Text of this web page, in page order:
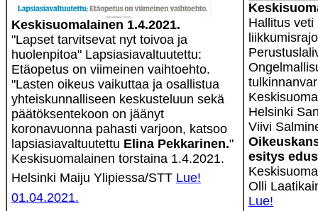
Keskisuomalainen 1.4.2021.
"Lapset tarvitsevat nyt toivoa ja
huolenpitoa" Lapsiasiavaltuutettu:
Etäopetus on viimeinen vaihtoehto.
"Lasten oikeus vaikuttaa ja osallistua
yhteiskunnalliseen keskusteluun sekä
päätöksentekoon on jäänyt
koronavuonna pahasti varjoon, katsoo
lapsiasiavaltuutettu Elina Pekkarinen."
Keskisuomalainen torstaina 1.4.2021.
Helsinki Maiju Ylipiessa/STT Lue!
01.04.2021.
Hallitus veti
Helsinki
Viivi
esitys
Olli
Lue!